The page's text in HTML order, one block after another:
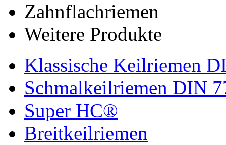
Zahnflachriemen
Weitere Produkte
Klassische Keilriemen
Schmalkeilriemen DIN
Super HC®
Breitkeilriemen